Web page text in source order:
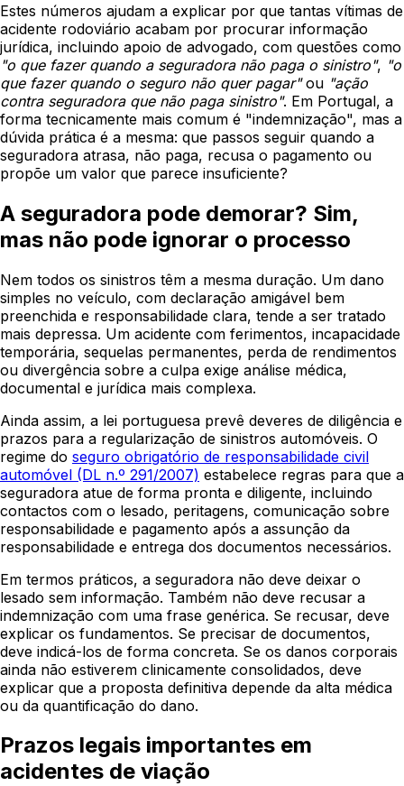
Estes números ajudam a explicar por que tantas vítimas de
acidente rodoviário acabam por procurar informação
jurídica, incluindo apoio de advogado, com questões como
"o que fazer quando a seguradora não paga o sinistro", "o
que fazer quando o seguro não quer pagar"ou "ação
contra seguradora que não paga sinistro". Em Portugal, a
forma tecnicamente mais comum é "indemnização", mas a
dúvida prática é a mesma: que passos seguir quando a
seguradora atrasa, não paga, recusa o pagamento ou
propõe um valor que parece insuficiente?
A seguradora pode demorar? Sim,
mas não pode ignorar o processo
Nem todos os sinistros têm a mesma duração. Um dano
simples no veículo, com declaração amigável bem
preenchida e responsabilidade clara, tende a ser tratado
mais depressa. Um acidente com ferimentos, incapacidade
temporária, sequelas permanentes, perda de rendimentos
ou divergência sobre a culpa exige análise médica,
documental e jurídica mais complexa.
Ainda assim, a lei portuguesa prevê deveres de diligência e
prazos para a regularização de sinistros automóveis. O
regime do seguro obrigatório de responsabilidade civil
automóvel (DL n.º 291/2007) estabelece regras para que a
seguradora atue de forma pronta e diligente, incluindo
contactos com o lesado, peritagens, comunicação sobre
responsabilidade e pagamento após a assunção da
responsabilidade e entrega dos documentos necessários.
Em termos práticos, a seguradora não deve deixar o
lesado sem informação. Também não deve recusar a
indemnização com uma frase genérica. Se recusar, deve
explicar os fundamentos. Se precisar de documentos,
deve indicá-los de forma concreta. Se os danos corporais
ainda não estiverem clinicamente consolidados, deve
explicar que a proposta definitiva depende da alta médica
ou da quantificação do dano.
Prazos legais importantes em
acidentes de viação